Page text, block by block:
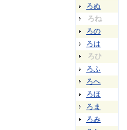
ろぬ
ろね
ろの
ろは
ろひ
ろふ
ろへ
ろほ
ろま
ろみ